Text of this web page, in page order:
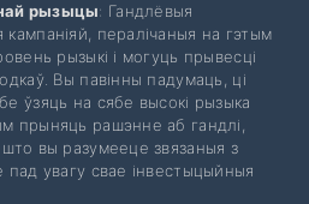
рызыцы: Гандлёвыя
пералічаныя на гэтым
рызыкі і могуць прывесці
Вы павінны падумаць, ці
ўзяць на сябе высокі рызыка
прыняць рашэнне аб гандлі,
вы разумееце звязаныя з
пад увагу свае інвестыцыйныя